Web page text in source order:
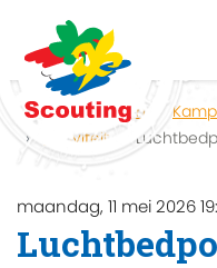
Home Zoeken
Activiteit
maandag, 11 mei 2026